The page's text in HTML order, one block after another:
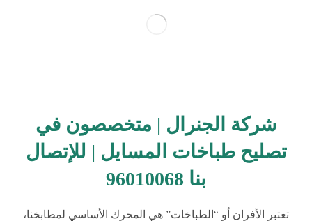
شركة الجنرال | متخصصون في
تصليح طباخات المسايل | للإتصال
بنا 96010068
تعتبر الأفران أو “الطباخات” هي المحرك الأساسي لمطابخنا،